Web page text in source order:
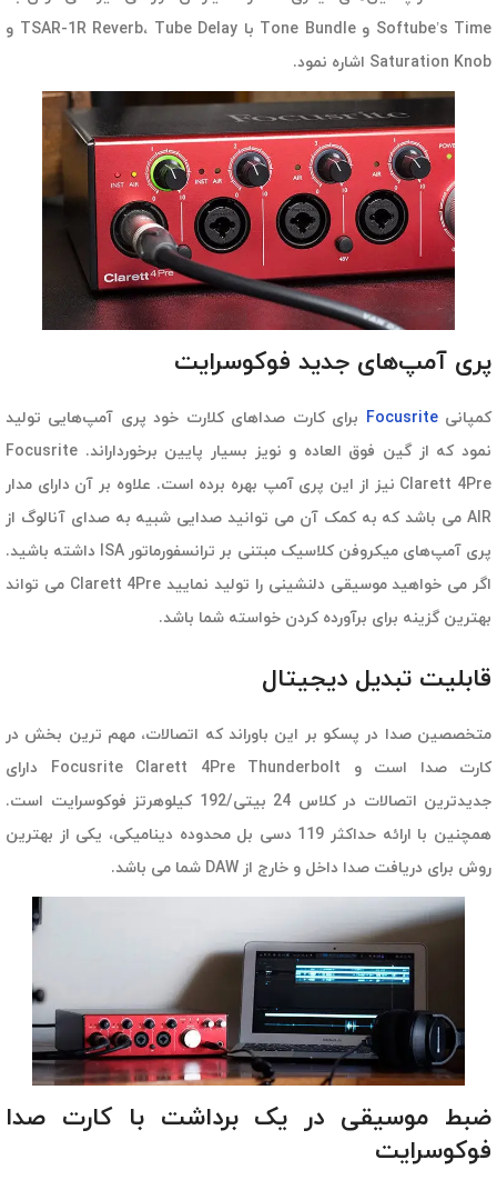
Softube’s Time و Tone Bundle با TSAR-1R Reverb، Tube Delay و
Saturation Knob اشاره نمود.
پری آمپ‌های جدید فوکوسرایت
کمپانیFocusrite برای کارت صداهای کلارت خود پری آمپ‌هایی تولید
نمود که از گین فوق العاده و نویز بسیار پایین برخورداراند. Focusrite
Clarett 4Pre نیز از این پری آمپ بهره برده است. علاوه بر آن دارای مدار
AIR می باشد که به کمک آن می توانید صدایی شبیه به صدای آنالوگ از
پری آمپ‌های میکروفن کلاسیک مبتنی بر ترانسفورماتور ISA داشته باشید.
اگر می خواهید موسیقی دلنشینی را تولید نمایید Clarett 4Pre می تواند
بهترین گزینه برای برآورده کردن خواسته شما باشد.
قابلیت تبدیل دیجیتال
متخصصین صدا در پسکو بر این باوراند که اتصالات، مهم ترین بخش در
کارت صدا است و Focusrite Clarett 4Pre Thunderbolt دارای
جدیدترین اتصالات در کلاس 24 بیتی/192 کیلوهرتز فوکوسرایت است.
همچنین با ارائه حداکثر 119 دسی بل محدوده دینامیکی، یکی از بهترین
روش برای دریافت صدا داخل و خارج از DAW شما می باشد.
ضبط موسیقی در یک برداشت با کارت صدا
فوکوسرایت